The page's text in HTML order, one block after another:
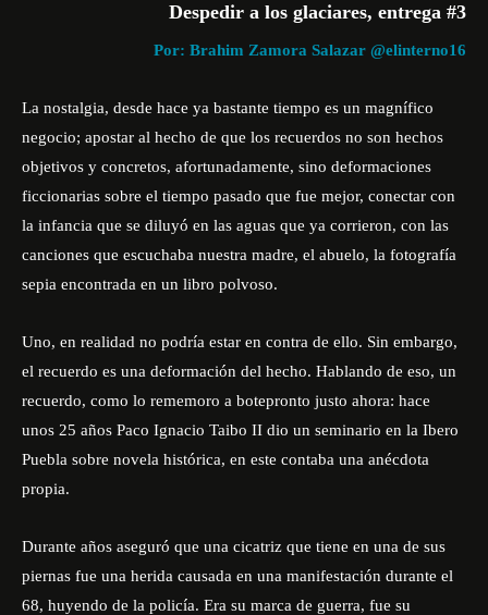
Despedir a los glaciares, entrega #3
Por: Brahim Zamora Salazar @elinterno16
La nostalgia, desde hace ya bastante tiempo es un magnífico
negocio; apostar al hecho de que los recuerdos no son hechos
objetivos y concretos, afortunadamente, sino deformaciones
ficcionarias sobre el tiempo pasado que fue mejor, conectar con
la infancia que se diluyó en las aguas que ya corrieron, con las
canciones que escuchaba nuestra madre, el abuelo, la fotografía
sepia encontrada en un libro polvoso.
Uno, en realidad no podría estar en contra de ello. Sin embargo,
el recuerdo es una deformación del hecho. Hablando de eso, un
recuerdo, como lo rememoro a botepronto justo ahora: hace
unos 25 años Paco Ignacio Taibo II dio un seminario en la Ibero
Puebla sobre novela histórica, en este contaba una anécdota
propia.
Durante años aseguró que una cicatriz que tiene en una de sus
piernas fue una herida causada en una manifestación durante el
68, huyendo de la policía. Era su marca de guerra, fue su